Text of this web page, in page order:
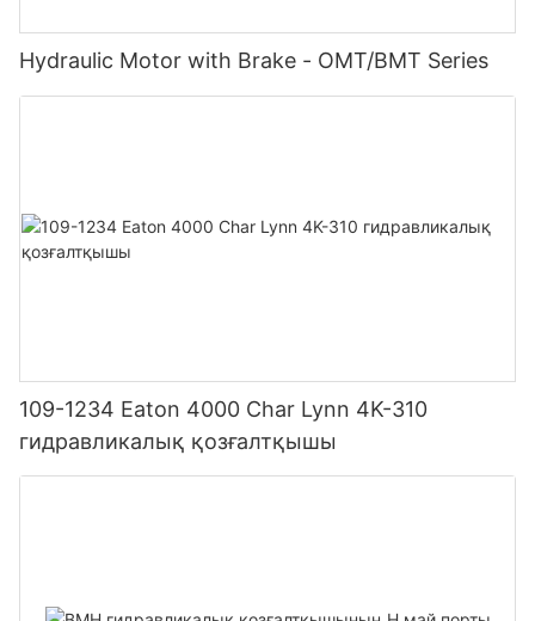
Hydraulic Motor with Brake - OMT/BMT Series
109-1234 Eaton 4000 Char Lynn 4K-310
гидравликалық қозғалтқышы